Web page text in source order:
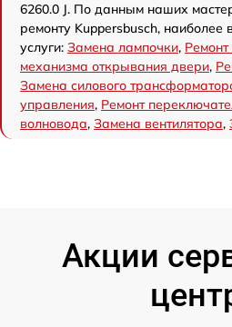
6260.0 J. По данным наших
ремонту Kuppersbusch,
услуги: Замена лампочки,
механизма открывания двери,
Замена силового
управления, Ремонт
волновода, Замена вентилятора,
Акции